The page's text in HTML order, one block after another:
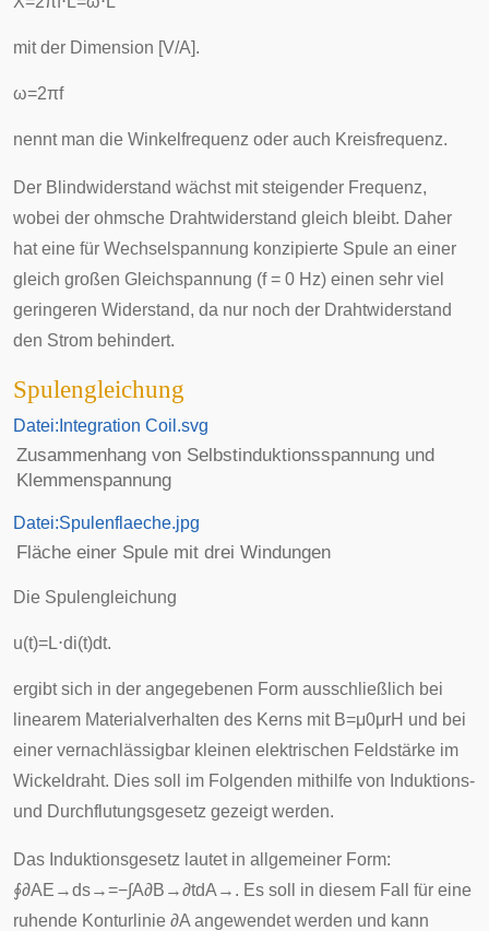
mit der Dimension [V/A].
ω=2πf
nennt man die Winkelfrequenz oder auch Kreisfrequenz.
Der Blindwiderstand wächst mit steigender Frequenz,
wobei der ohmsche Drahtwiderstand gleich bleibt. Daher
hat eine für Wechselspannung konzipierte Spule an einer
gleich großen Gleichspannung (f = 0 Hz) einen sehr viel
geringeren Widerstand, da nur noch der Drahtwiderstand
den Strom behindert.
Spulengleichung
Datei:Integration Coil.svg
Zusammenhang von Selbstinduktionsspannung und
Klemmenspannung
Datei:Spulenflaeche.jpg
Fläche einer Spule mit drei Windungen
Die Spulengleichung
u(t)=L⋅di(t)dt.
ergibt sich in der angegebenen Form ausschließlich bei
linearem Materialverhalten des Kerns mit B=μ0μrH und bei
einer vernachlässigbar kleinen elektrischen Feldstärke im
Wickeldraht. Dies soll im Folgenden mithilfe von Induktions-
und Durchflutungsgesetz gezeigt werden.
Das Induktionsgesetz lautet in allgemeiner Form:
∮∂AE →ds→=−∫A∂B →∂tdA → . Es soll in diesem Fall für eine
ruhende Konturlinie ∂A angewendet werden und kann